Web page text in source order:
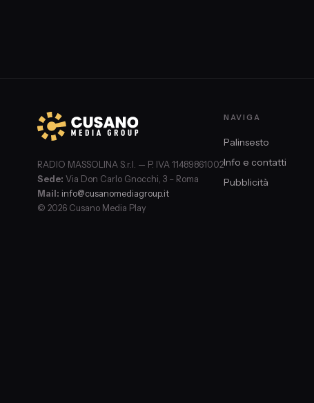
RADIO MASSOLINA S.r.l. — P. IVA 11489861002
Sede: Via Don Carlo Gnocchi, 3 – Roma
Mail: info@cusanomediagroup.it
© 2026 Cusano Media Play
NAVIGA
Palinsesto
Info e contatti
Pubblicità